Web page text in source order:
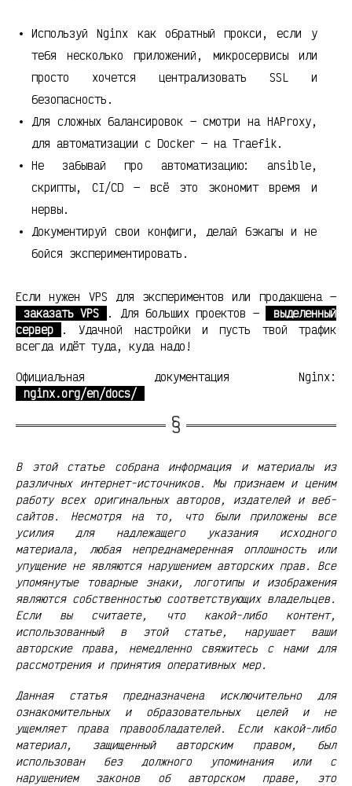
Используй Nginx как обратный прокси, если у
тебя несколько приложений, микросервисы или
просто хочется централизовать SSL и
безопасность.
Для сложных балансировок — смотри на HAProxy,
для автоматизации с Docker — на Traefik.
Не забывай про автоматизацию: ansible,
скрипты, CI/CD — всё это экономит время и
нервы.
Документируй свои конфиги, делай бэкапы и не
бойся экспериментировать.
Если нужен VPS для экспериментов или продакшена —
заказать VPS
. Для больших проектов —
выделенный
сервер
. Удачной настройки и пусть твой трафик
всегда идёт туда, куда надо!
Официальная документация Nginx:
nginx.org/en/docs/
В этой статье собрана информация и материалы из
различных интернет-источников. Мы признаем и ценим
работу всех оригинальных авторов, издателей и веб-
сайтов. Несмотря на то, что были приложены все
усилия для надлежащего указания исходного
материала, любая непреднамеренная оплошность или
упущение не являются нарушением авторских прав. Все
упомянутые товарные знаки, логотипы и изображения
являются собственностью соответствующих владельцев.
Если вы считаете, что какой-либо контент,
использованный в этой статье, нарушает ваши
авторские права, немедленно свяжитесь с нами для
рассмотрения и принятия оперативных мер.
Данная статья предназначена исключительно для
ознакомительных и образовательных целей и не
ущемляет права правообладателей. Если какой-либо
материал, защищенный авторским правом, был
использован без должного упоминания или с
нарушением законов об авторском праве, это